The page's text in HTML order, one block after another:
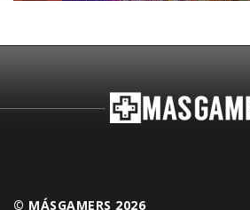
© MÁSGAMERS 2026